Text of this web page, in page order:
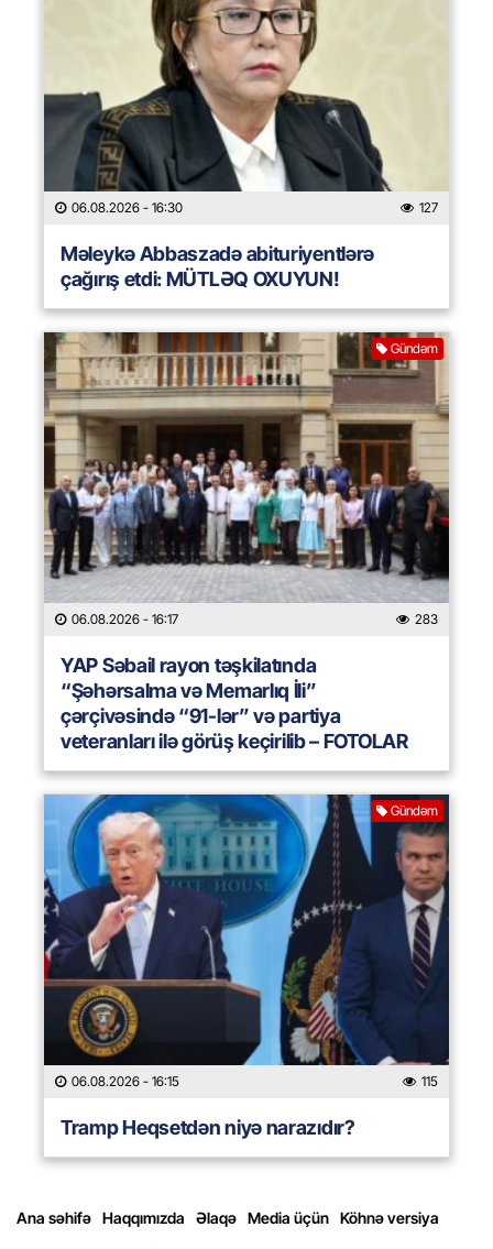
06.08.2026 - 16:30 127
Məleykə Abbaszadə abituriyentlərə
çağırış etdi: MÜTLƏQ OXUYUN!
Gündəm
06.08.2026 - 16:17 283
YAP Səbail rayon təşkilatında
“Şəhərsalma və Memarlıq İli”
çərçivəsində “91-lər” və partiya
veteranları ilə görüş keçirilib – FOTOLAR
Gündəm
06.08.2026 - 16:15 115
Tramp Heqsetdən niyə narazıdır?
Ana səhifə Haqqımızda Əlaqə Media üçün Köhnə versiya